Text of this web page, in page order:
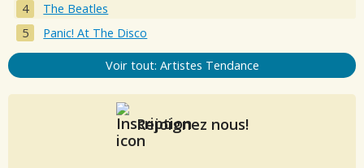
The Beatles
Panic! At The Disco
Voir tout: Artistes Tendance
Rejoignez nous!